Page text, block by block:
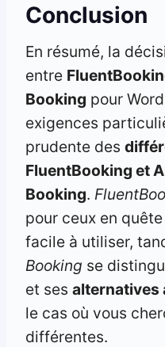
Conclusion
En résumé, la
entre
Booking pour
exigences
prudente des
FluentBooking et
Booking.
pour ceux en
facile à utiliser,
Booking se
et ses alternatives
le cas où vous
différentes.